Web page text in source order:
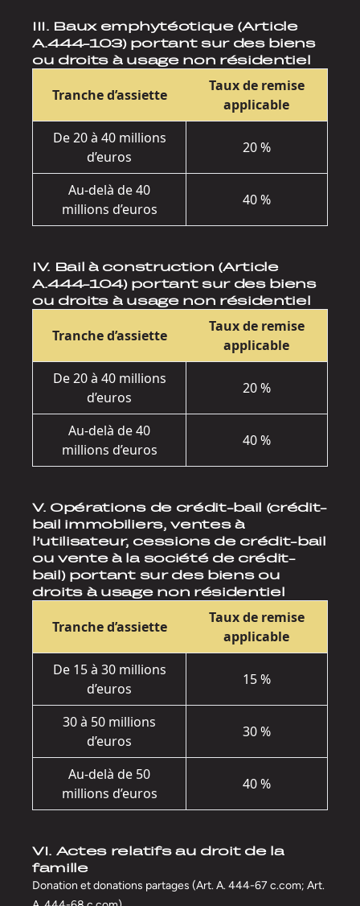
III. Baux emphytéotique (Article
A.444-103) portant sur des biens
ou droits à usage non résidentiel
Tranche d’assiette
Taux de remise
applicable
De 20 à 40 millions
d’euros
20 %
Au-delà de 40
millions d’euros
40 %
IV. Bail à construction (Article
A.444-104) portant sur des biens
ou droits à usage non résidentiel
Tranche d’assiette
Taux de remise
applicable
De 20 à 40 millions
d’euros
20 %
Au-delà de 40
millions d’euros
40 %
V. Opérations de crédit-bail (crédit-
bail immobiliers, ventes à
l’utilisateur, cessions de crédit-bail
ou vente à la société de crédit-
bail) portant sur des biens ou
droits à usage non résidentiel
Tranche d’assiette
Taux de remise
applicable
De 15 à 30 millions
d’euros
15 %
30 à 50 millions
d’euros
30 %
Au-delà de 50
millions d’euros
40 %
VI. Actes relatifs au droit de la
famille
Donation et donations partages (Art. A. 444-67 c.com; Art.